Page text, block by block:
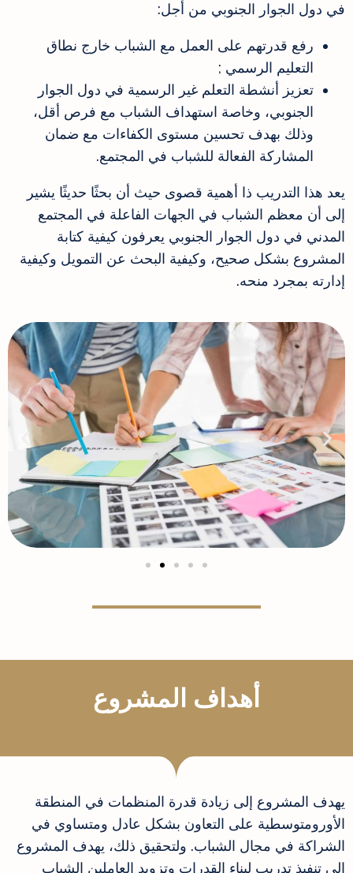
في دول الجوار الجنوبي من أجل:
رفع قدرتهم على العمل مع الشباب خارج نطاق
التعليم الرسمي ;
تعزيز أنشطة التعلم غير الرسمية في دول الجوار
الجنوبي، وخاصة استهداف الشباب مع فرص أقل،
وذلك بهدف تحسين مستوى الكفاءات مع ضمان
المشاركة الفعالة للشباب في المجتمع.
يعد هذا التدريب ذا أهمية قصوى حيث أن بحثًا حديثًا يشير
إلى أن معظم الشباب في الجهات الفاعلة في المجتمع
المدني في دول الجوار الجنوبي يعرفون كيفية كتابة
المشروع بشكل صحيح، وكيفية البحث عن التمويل وكيفية
إدارته بمجرد منحه.
أهداف المشروع
يهدف المشروع إلى زيادة قدرة المنظمات في المنطقة
الأورومتوسطية على التعاون بشكل عادل ومتساوي في
الشراكة في مجال الشباب. ولتحقيق ذلك، يهدف المشروع
إلى تنفيذ تدريب لبناء القدرات وتزويد العاملين الشباب